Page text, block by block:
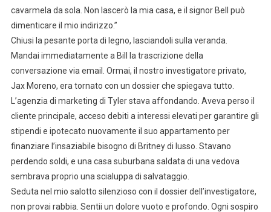
cavarmela da sola. Non lascerò la mia casa, e il signor Bell può
dimenticare il mio indirizzo.”
Chiusi la pesante porta di legno, lasciandoli sulla veranda.
Mandai immediatamente a Bill la trascrizione della
conversazione via email. Ormai, il nostro investigatore privato,
Jax Moreno, era tornato con un dossier che spiegava tutto.
L’agenzia di marketing di Tyler stava affondando. Aveva perso il
cliente principale, acceso debiti a interessi elevati per garantire gli
stipendi e ipotecato nuovamente il suo appartamento per
finanziare l’insaziabile bisogno di Britney di lusso. Stavano
perdendo soldi, e una casa suburbana saldata di una vedova
sembrava proprio una scialuppa di salvataggio.
Seduta nel mio salotto silenzioso con il dossier dell’investigatore,
non provai rabbia. Sentii un dolore vuoto e profondo. Ogni sospiro